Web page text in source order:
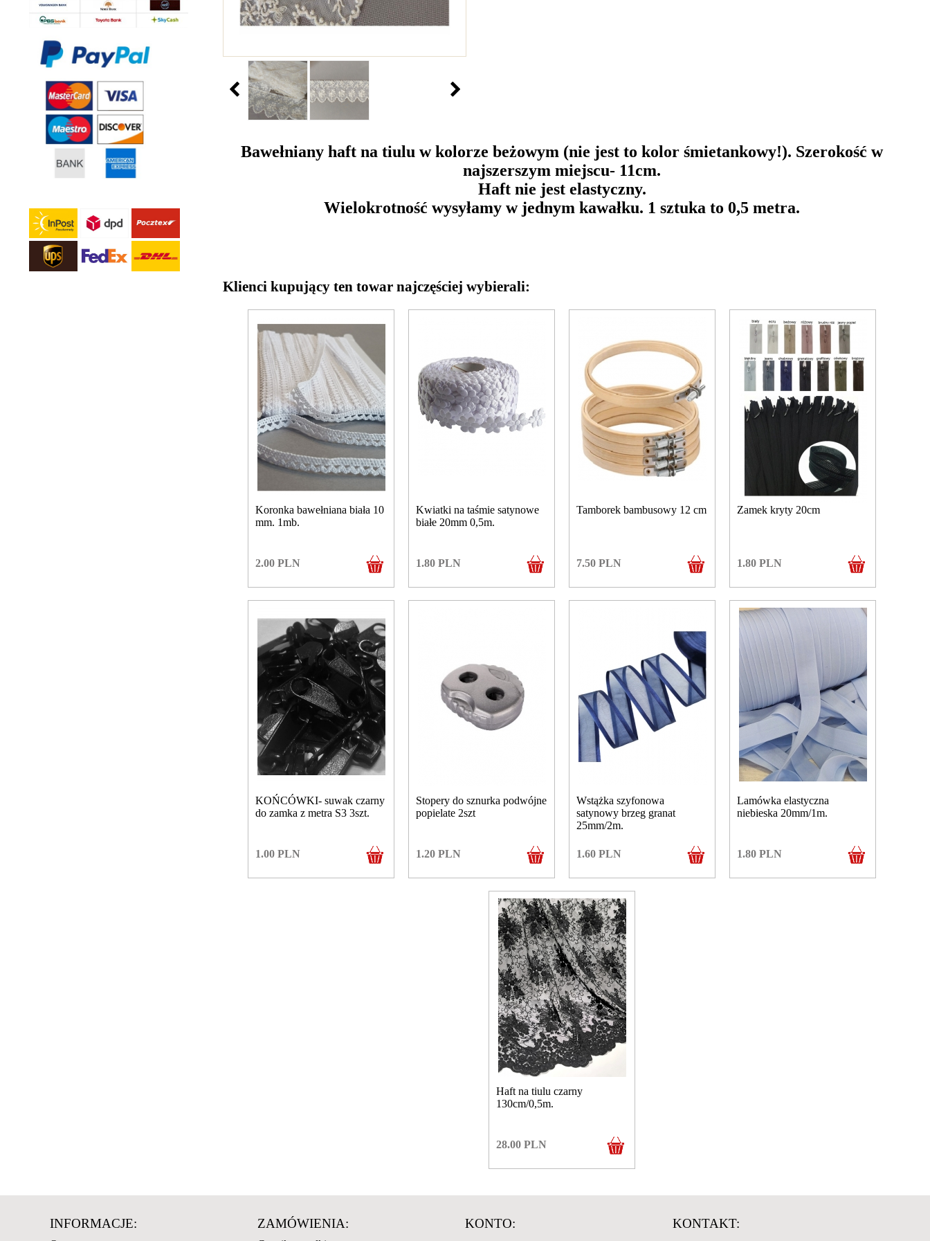
Bawełniany haft na tiulu w kolorze beżowym (nie jest to kolor śmietankowy!). Szerokość w
najszerszym miejscu- 11cm.
Haft nie jest elastyczny.
Wielokrotność wysyłamy w jednym kawałku. 1 sztuka to 0,5 metra.
Klienci kupujący ten towar najczęściej wybierali:
Koronka bawełniana biała 10
mm. 1mb.
2.00 PLN
Kwiatki na taśmie satynowe
białe 20mm 0,5m.
1.80 PLN
Tamborek bambusowy 12 cm
7.50 PLN
Zamek kryty 20cm
1.80 PLN
KOŃCÓWKI- suwak czarny
do zamka z metra S3 3szt.
1.00 PLN
Stopery do sznurka podwójne
popielate 2szt
1.20 PLN
Wstążka szyfonowa
satynowy brzeg granat
25mm/2m.
1.60 PLN
Lamówka elastyczna
niebieska 20mm/1m.
1.80 PLN
Haft na tiulu czarny
130cm/0,5m.
28.00 PLN
INFORMACJE: ZAMÓWIENIA: KONTO: KONTAKT: